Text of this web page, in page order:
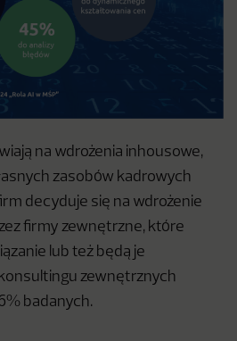
na wdrożenia inhousowe,
zasobów kadrowych
decyduje się na wdrożenie
firmy zewnętrzne, które
lub też będą je
zewnętrznych
badanych.